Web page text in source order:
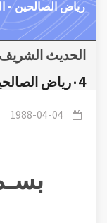
الحديث الشريف / ٠1شرح الحديث
٠4رياض الصالحين
1988-04-04